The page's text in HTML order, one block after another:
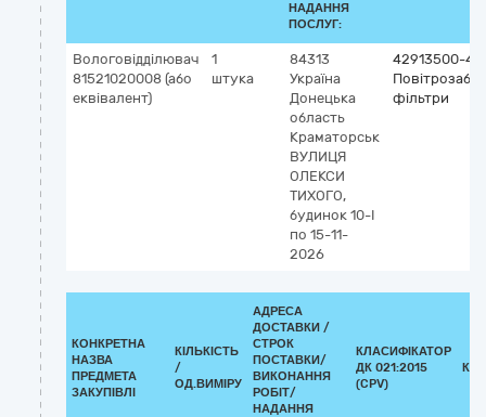
НАДАННЯ
ПОСЛУГ:
Вологовідділювач
81521020008 (або
еквівалент)
1
штука
84313
Україна
Донецька
область
Краматорськ
ВУЛИЦЯ
ОЛЕКСИ
ТИХОГО,
будинок 10-І
по 15-11-
2026
42913500-4
фільтри
КОНКРЕТНА
НАЗВА
ПРЕДМЕТА
ЗАКУПІВЛІ
КІЛЬКІСТЬ
/
ОД.ВИМІРУ
АДРЕСА
ДОСТАВКИ /
СТРОК
ПОСТАВКИ/
ВИКОНАННЯ
РОБІТ/
НАДАННЯ
КЛАСИФІКАТОР
ДК 021:2015
(CPV)